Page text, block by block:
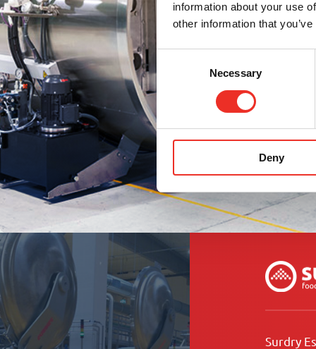
information about your use
other information that
Selection
Necessary
Deny
Surdry